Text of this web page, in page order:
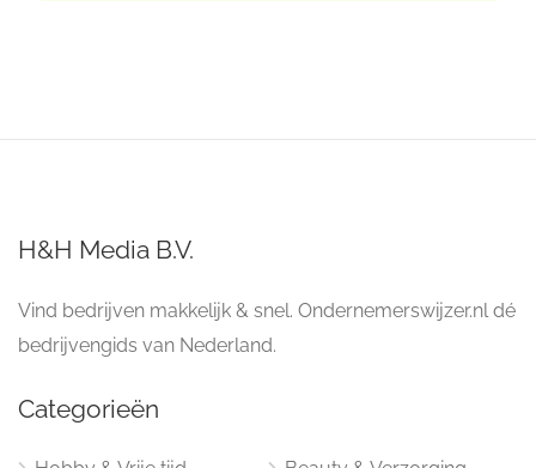
H&H Media B.V.
Vind bedrijven makkelijk & snel. Ondernemerswijzer.nl dé
bedrijvengids van Nederland.
Categorieën